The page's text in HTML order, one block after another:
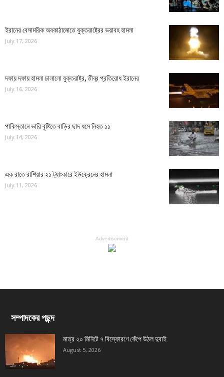
ইরানের বেসামরিক অবকাঠামোতে যুক্তরাষ্ট্রের ভয়াবহ হামলা
July 17, 2026
দফায় দফায় হামলা চালালো যুক্তরাষ্ট্র, তীব্র প্রতিরোধ ইরানের
July 16, 2026
পাকিস্তানে ভারি বৃষ্টিতে বাড়ির ছাদ ধসে নিহত ১১
July 14, 2026
এক রাতে রাশিয়ার ২১ ট্যাংকারে ইউক্রেনের হামলা
July 11, 2026
Advertisement
সম্পাদকের পছন্দ
মাত্র ২০ মিনিটে ৭ বিস্ফোরণে কেঁপে উঠল দুবাই
August 5, 2026